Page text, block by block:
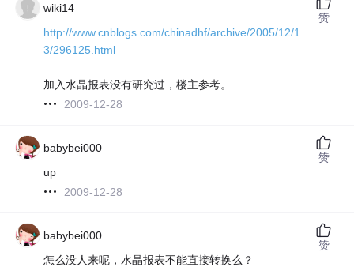
wiki14
http://www.cnblogs.com/chinadhf/archive/2005/12/1
3/296125.html
加入水晶报表没有研究过，楼主参考。
2009-12-28
赞
babybei000
up
2009-12-28
赞
babybei000
怎么没人来呢，水晶报表不能直接转换么？
赞